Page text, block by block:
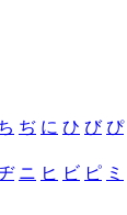
ぢ に ひ び ぴ
ニ ヒ ビ ピ ミ